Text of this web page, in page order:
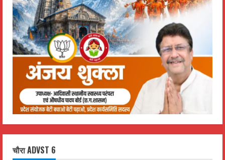
चौरा ADVST 6